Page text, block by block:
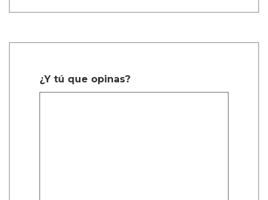
¿Y tú que opinas?